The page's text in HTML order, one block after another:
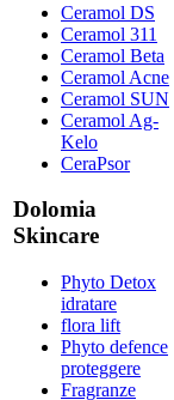
Ceramol DS
Ceramol 311
Ceramol Beta
Ceramol Acne
Ceramol SUN
Ceramol Ag-
Kelo
CeraPsor
Dolomia
Skincare
Phyto Detox
idratare
flora lift
Phyto defence
proteggere
Fragranze